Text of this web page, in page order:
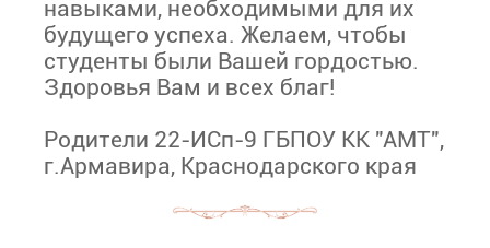
навыками, необходимыми для их
будущего успеха. Желаем, чтобы
студенты были Вашей гордостью.
Здоровья Вам и всех благ!
Родители 22-ИСп-9 ГБПОУ КК "АМТ",
г.Армавира, Краснодарского края